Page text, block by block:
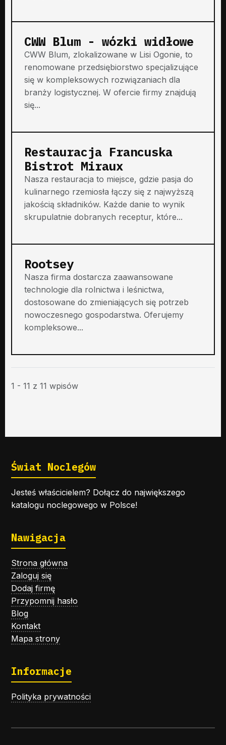
CWW Blum - wózki widłowe
CWW Blum, zlokalizowane w Lisi Ogonie, to
renomowane przedsiębiorstwo specjalizujące
się w kompleksowych rozwiązaniach dla
branży logistycznej. W ofercie firmy znajdują
się...
Restauracja Francuska
Bistrot Miraux
Nasza restauracja to miejsce, gdzie pasja do
kulinarnego rzemiosła łączy się z najwyższą
jakością składników. Każde danie to wynik
skrupulatnie dobranych receptur, które...
Rootsey
Nasza firma dostarcza zaawansowane
technologie dla rolnictwa i leśnictwa,
dostosowane do zmieniających się potrzeb
nowoczesnego gospodarstwa. Oferujemy
kompleksowe...
1 - 11 z 11 wpisów
Świat Noclegów
Jesteś właścicielem? Dołącz do największego
katalogu noclegowego w Polsce!
Nawigacja
Strona główna
Zaloguj się
Dodaj firmę
Przypomnij hasło
Blog
Kontakt
Mapa strony
Informacje
Polityka prywatności